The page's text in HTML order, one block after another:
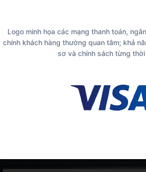
Logo minh họa các mạng thanh toán,
chính khách hàng thường quan tâm; khả
sơ và chính sách từng thời